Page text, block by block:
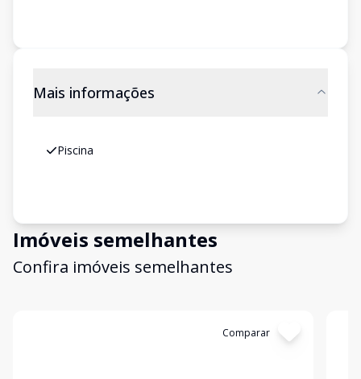
Mais informações
Piscina
Imóveis semelhantes
Confira imóveis semelhantes
Comparar